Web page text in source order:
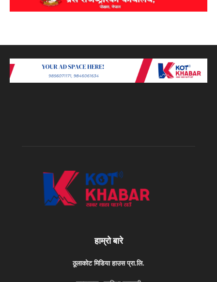
हाम्रो बारे
ठूलाकोट मिडिया हाउस प्रा.लि.